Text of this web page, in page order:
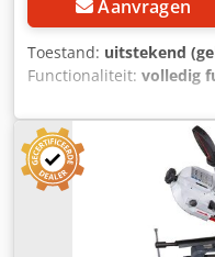
Aanvragen
Toestand: uitstekend
Functionaliteit: volledig
lasapparaat (2
hoekreinigingslijn - 1 x
lasapparaat VSM30/26
met verticaal
hoekreiniger met
voor Rehau Brillant/
in productie, kan